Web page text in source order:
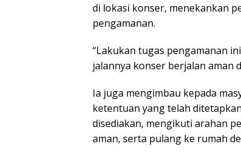
di lokasi konser, menekankan
pengamanan.
“Lakukan tugas pengamanan
jalannya konser berjalan aman
Ia juga mengimbau kepada
ketentuan yang telah
disediakan, mengikuti arahan
aman, serta pulang ke rumah